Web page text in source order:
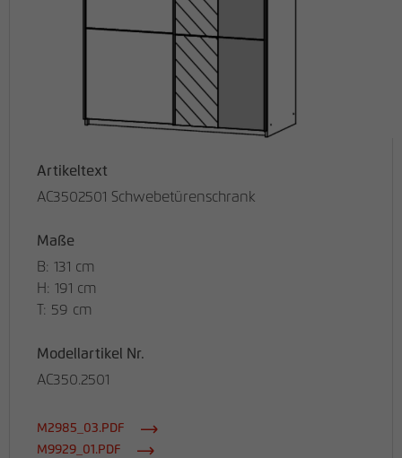
Artikeltext
AC3502501 Schwebetürenschrank
Maße
B: 131 cm
H: 191 cm
T: 59 cm
Modellartikel Nr.
AC350.2501
M2985_03.PDF
M9929_01.PDF